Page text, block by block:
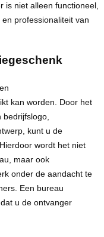
is niet alleen functioneel,
en professionaliteit van
kan worden. Door het
bedrijfslogo,
kunt u de
wordt het niet
maar ook
onder de aandacht te
Een bureau
u de ontvanger